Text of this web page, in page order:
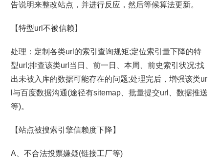
告说明来整改站点，并进行反应，然后等候算法更新。
【特型url不被信赖】
处理：定制各类url的索引查询规矩;定位索引量下降的特
型url;排查该类url当日、前一日、本周、前史索引状况;找
出未被入库的数据可能存在的问题;处理完后，增强该类ur
l与百度数据沟通(途径有sitemap、批量提交url、数据推送
等)。
【站点被搜索引擎信赖度下降】
A、不合法投票嫌疑(链接工厂等)